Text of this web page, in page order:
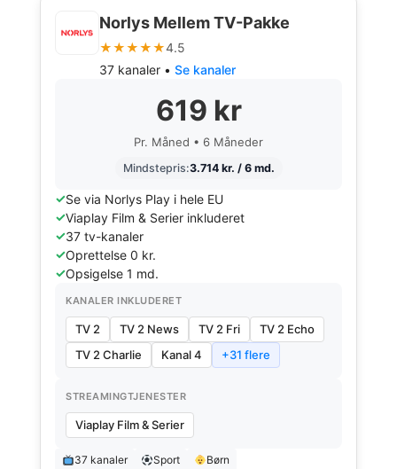
Norlys Mellem TV-Pakke
★★★★★4.5
37 kanaler • Se kanaler
619 kr
Pr. Måned • 6 Måneder
Mindstepris:3.714 kr. / 6 md.
Se via Norlys Play i hele EU
Viaplay Film & Serier inkluderet
37 tv-kanaler
Oprettelse 0 kr.
Opsigelse 1 md.
KANALER INKLUDERET
TV 2 TV 2 News TV 2 Fri
TV 2 Echo
TV 2 Charlie
Kanal 4 +31 flere
STREAMINGTJENESTER
Viaplay Film & Serier
37 kanaler Sport Børn